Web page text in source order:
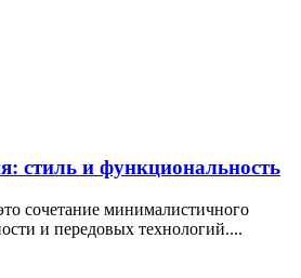
стиль и функциональность
сочетание минималистичного
и передовых технологий....